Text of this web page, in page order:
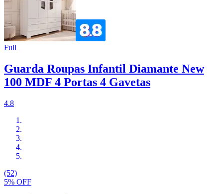
Full
Guarda Roupas Infantil Diamante New
100 MDF 4 Portas 4 Gavetas
4.8
(52)
5% OFF